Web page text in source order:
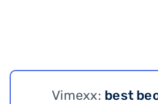
Vimexx: best